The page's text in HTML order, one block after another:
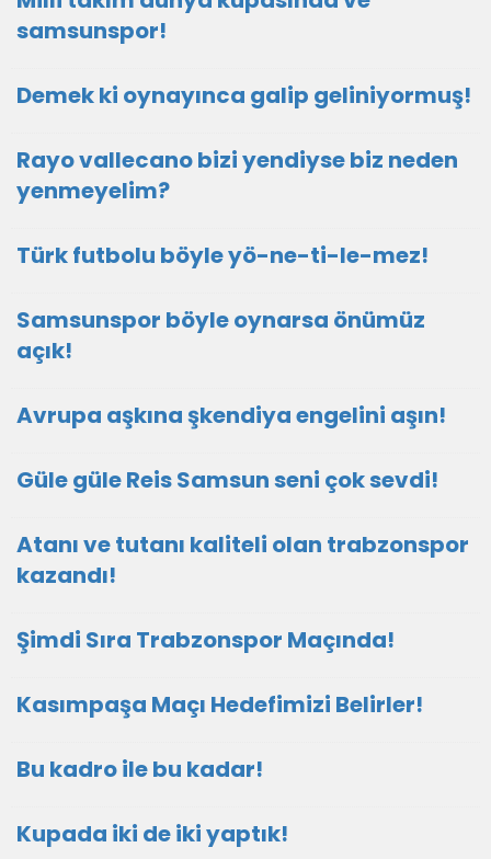
samsunspor!
Demek ki oynayınca galip geliniyormuş!
Rayo vallecano bizi yendiyse biz neden
yenmeyelim?
Türk futbolu böyle yö-ne-ti-le-mez!
Samsunspor böyle oynarsa önümüz
açık!
Avrupa aşkına şkendiya engelini aşın!
Güle güle Reis Samsun seni çok sevdi!
Atanı ve tutanı kaliteli olan trabzonspor
kazandı!
Şimdi Sıra Trabzonspor Maçında!
Kasımpaşa Maçı Hedefimizi Belirler!
Bu kadro ile bu kadar!
Kupada iki de iki yaptık!